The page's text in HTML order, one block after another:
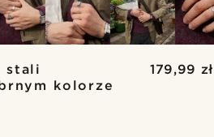
stali
kolorze
179,99 zł